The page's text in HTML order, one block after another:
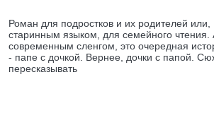
Роман для подростков и их родителей
старинным языком, для семейного чтения.
современным сленгом, это очередная
- папе с дочкой. Вернее, дочки с папой.
пересказывать